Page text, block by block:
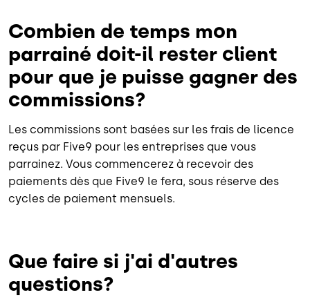
Combien de temps mon
parrainé doit-il rester client
pour que je puisse gagner des
commissions?
Les commissions sont basées sur les frais de licence
reçus par Five9 pour les entreprises que vous
parrainez. Vous commencerez à recevoir des
paiements dès que Five9 le fera, sous réserve des
cycles de paiement mensuels.
Que faire si j'ai d'autres
questions?